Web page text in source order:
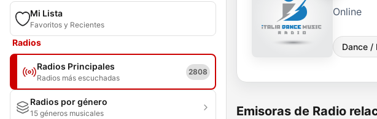
Mi Lista
Favoritos y Recientes
Radios
Radios Principales
Radios más escuchadas
2808
Radios por género
15 géneros musicales
Online
Dance /
Emisoras de Radio